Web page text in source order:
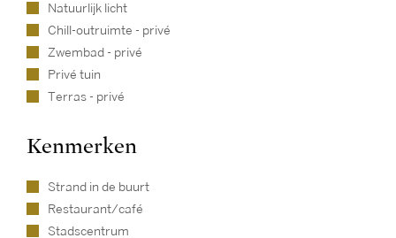
Natuurlijk licht
Chill-outruimte - privé
Zwembad - privé
Privé tuin
Terras - privé
Kenmerken
Strand in de buurt
Restaurant/café
Stadscentrum